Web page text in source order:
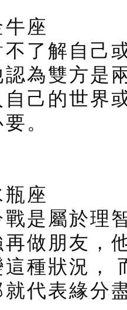
座
了解自己
為雙方是
己的世界
。
座
是屬於理
做朋友，
種狀況，
代表緣分